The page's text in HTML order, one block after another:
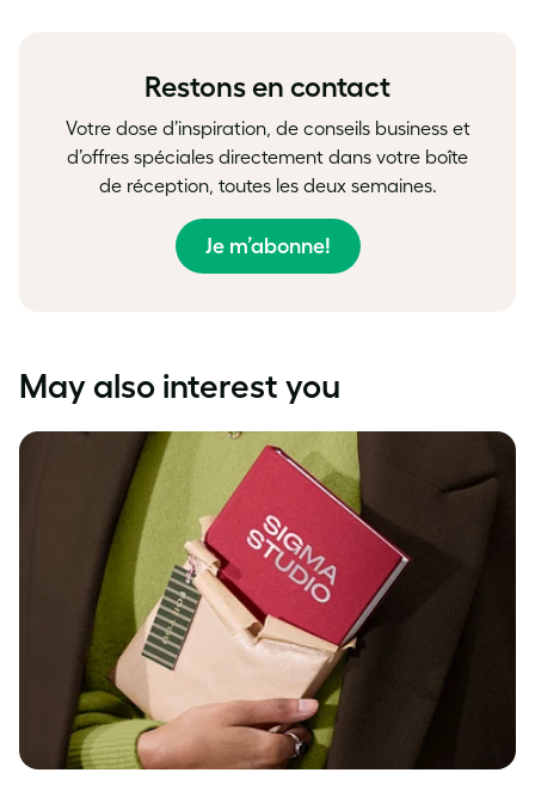
Restons en contact
Votre dose d’inspiration, de conseils business et
d’offres spéciales directement dans votre boîte
de réception, toutes les deux semaines.
Je m’abonne!
May also interest you